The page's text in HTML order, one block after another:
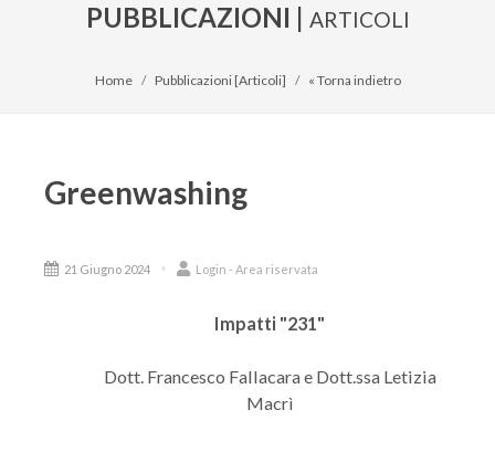
PUBBLICAZIONI | ARTICOLI
Home Pubblicazioni [Articoli] « Torna indietro
Greenwashing
21 Giugno 2024 Login - Area riservata
Impatti "231"
Dott. Francesco Fallacara e Dott.ssa Letizia
Macrì